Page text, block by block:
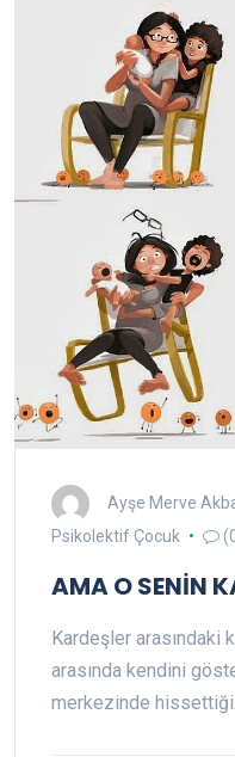
Ayşe Merve
Psikolektif Çocuk
AMA O SENİN
Kardeşler arasındaki
arasında kendini
merkezinde hissettiği…